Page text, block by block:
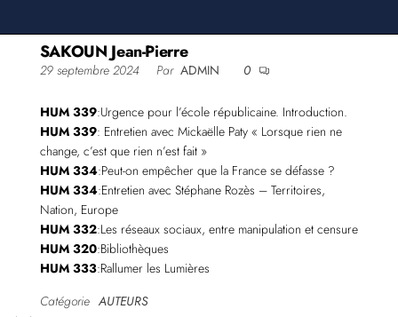
SAKOUN Jean-Pierre
29 septembre 2024 Par ADMIN 0
HUM 339:Urgence pour l’école républicaine. Introduction.
HUM 339: Entretien avec Mickaëlle Paty « Lorsque rien ne
change, c’est que rien n’est fait »
HUM 334:Peut-on empêcher que la France se défasse ?
HUM 334:Entretien avec Stéphane Rozès – Territoires,
Nation, Europe
HUM 332:Les réseaux sociaux, entre manipulation et censure
HUM 320:Bibliothèques
HUM 333:Rallumer les Lumières
Catégorie AUTEURS